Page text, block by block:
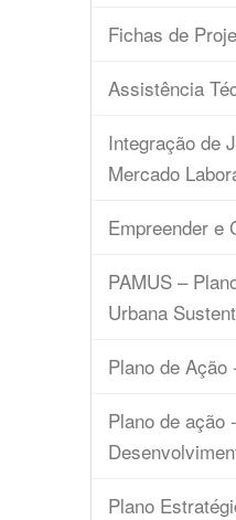
Fichas de
Assistência
Integração de
Mercado
Empreender e
PAMUS –
Urbana
Plano de
Plano de ação
Plano